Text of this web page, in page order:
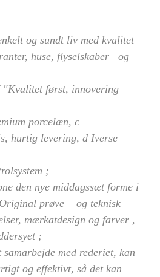
og sundt liv med kvalitet
huse, flyselskaber og
"Kvalitet først, innovering
porcelæn, c
hurtig levering, d Iverse
;
den nye middagssæt forme i
prøve og teknisk
mærkatdesign og farver ,
;
med rederiet, kan
og effektivt, så det kan